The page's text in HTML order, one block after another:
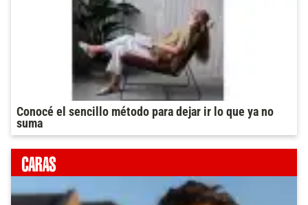
Conocé el sencillo método para dejar ir lo que ya no
suma